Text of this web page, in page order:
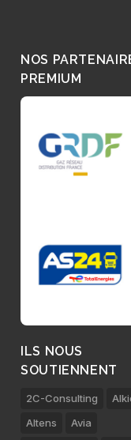
NOS
PREMIUM
ILS NOUS
SOUTIENNENT
2C-Consulting
Altens
Avia